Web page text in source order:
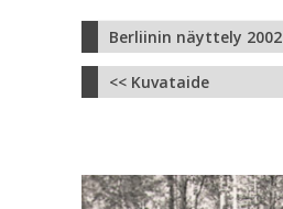
Berliinin näyttely 2002
<< Kuvataide